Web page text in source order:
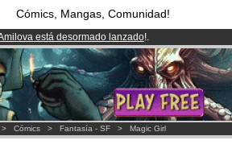
Cómics, Mangas, Comunidad!
está desormado lanzado!.
Premium por3.95 eurosal mes!Hazte Premium ya
miembrosy 1208 Cómics y Mangas!.
Cómics > Fantasía - SF > Magic Girl